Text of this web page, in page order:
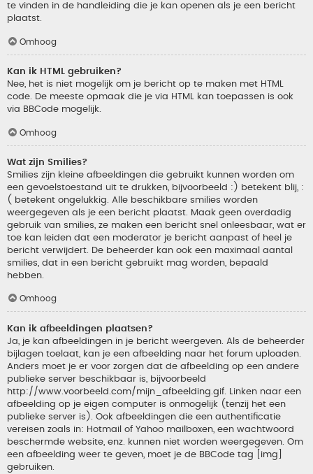
te vinden in de handleiding die je kan openen als je een bericht
plaatst.
Omhoog
Kan ik HTML gebruiken?
Nee, het is niet mogelijk om je bericht op te maken met HTML
code. De meeste opmaak die je via HTML kan toepassen is ook
via BBCode mogelijk.
Omhoog
Wat zijn Smilies?
Smilies zijn kleine afbeeldingen die gebruikt kunnen worden om
een gevoelstoestand uit te drukken, bijvoorbeeld :) betekent blij, :
( betekent ongelukkig. Alle beschikbare smilies worden
weergegeven als je een bericht plaatst. Maak geen overdadig
gebruik van smilies, ze maken een bericht snel onleesbaar, wat er
toe kan leiden dat een moderator je bericht aanpast of heel je
bericht verwijdert. De beheerder kan ook een maximaal aantal
smilies, dat in een bericht gebruikt mag worden, bepaald
hebben.
Omhoog
Kan ik afbeeldingen plaatsen?
Ja, je kan afbeeldingen in je bericht weergeven. Als de beheerder
bijlagen toelaat, kan je een afbeelding naar het forum uploaden.
Anders moet je er voor zorgen dat de afbeelding op een andere
publieke server beschikbaar is, bijvoorbeeld
http://www.voorbeeld.com/mijn_afbeelding.gif. Linken naar een
afbeelding op je eigen computer is onmogelijk (tenzij het een
publieke server is). Ook afbeeldingen die een authentificatie
vereisen zoals in: Hotmail of Yahoo mailboxen, een wachtwoord
beschermde website, enz. kunnen niet worden weergegeven. Om
een afbeelding weer te geven, moet je de BBCode tag [img]
gebruiken.